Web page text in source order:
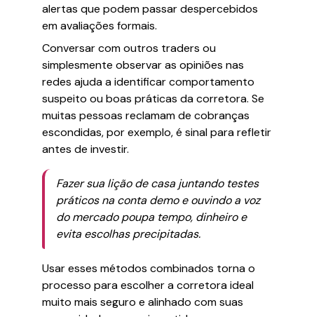
alertas que podem passar despercebidos
em avaliações formais.
Conversar com outros traders ou
simplesmente observar as opiniões nas
redes ajuda a identificar comportamento
suspeito ou boas práticas da corretora. Se
muitas pessoas reclamam de cobranças
escondidas, por exemplo, é sinal para refletir
antes de investir.
Fazer sua lição de casa juntando testes
práticos na conta demo e ouvindo a voz
do mercado poupa tempo, dinheiro e
evita escolhas precipitadas.
Usar esses métodos combinados torna o
processo para escolher a corretora ideal
muito mais seguro e alinhado com suas